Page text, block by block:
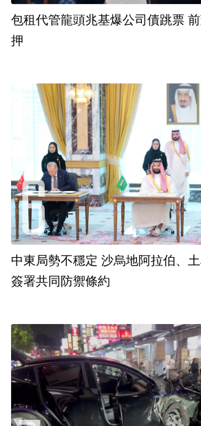
包租代管龍頭兆基爆公司債跳票
押
中東局勢不穩定 沙烏地阿拉伯、
簽署共同防禦條約